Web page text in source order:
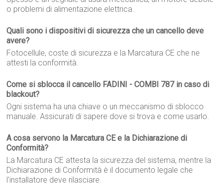
o problemi di alimentazione elettrica.
Quali sono i dispositivi di sicurezza che un cancello deve
avere?
Fotocellule, coste di sicurezza e la Marcatura CE che ne
attesti la conformità.
Come si sblocca il cancello FADINI - COMBI 787 in caso di
blackout?
Ogni sistema ha una chiave o un meccanismo di sblocco
manuale. Assicurati di sapere dove si trova e come usarlo.
A cosa servono la Marcatura CE e la Dichiarazione di
Conformità?
La Marcatura CE attesta la sicurezza del sistema, mentre la
Dichiarazione di Conformità è il documento legale che
l'installatore deve rilasciare.